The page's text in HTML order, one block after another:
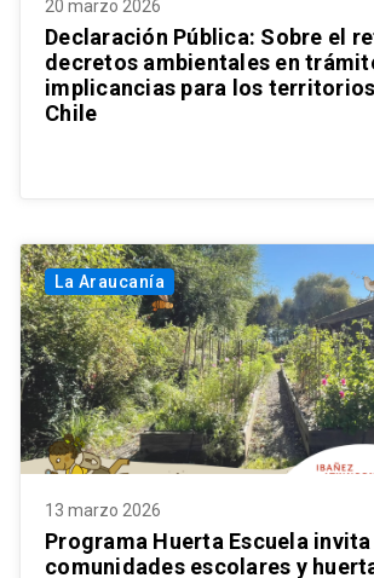
20 marzo 2026
Declaración Pública: Sobre el
decretos ambientales en
implicancias para los
Chile
La Araucanía
13 marzo 2026
Programa Huerta Escuela invita
comunidades escolares y